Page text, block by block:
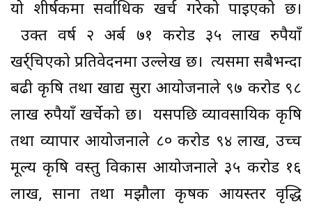
यो शीर्षकमा सर्वाधिक खर्च गरेको पाइएको छ।
उक्त वर्ष २ अर्ब ७१ करोड ३५ लाख रुपैयाँ
खर्र्चिएको प्रतिवेदनमा उल्लेख छ। त्यसमा सबैभन्दा
बढी कृषि तथा खाद्य सुरक्षा आयोजनाले ९७ करोड ९८
लाख रुपैयाँ खर्चेको छ। यसपछि व्यावसायिक कृषि
तथा व्यापार आयोजनाले ८० करोड ९४ लाख, उच्च
मूल्य कृषि वस्तु विकास आयोजनाले ३५ करोड १६
लाख, साना तथा मझौला कृषक आयस्तर वृद्धि